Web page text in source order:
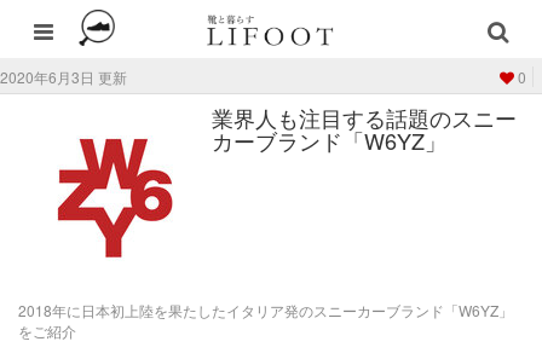
2020年6月3日 更新 0
業界人も注目する話題のスニー
カーブランド「W6YZ」
2018年に日本初上陸を果たしたイタリア発のスニーカーブランド「W6YZ」
をご紹介